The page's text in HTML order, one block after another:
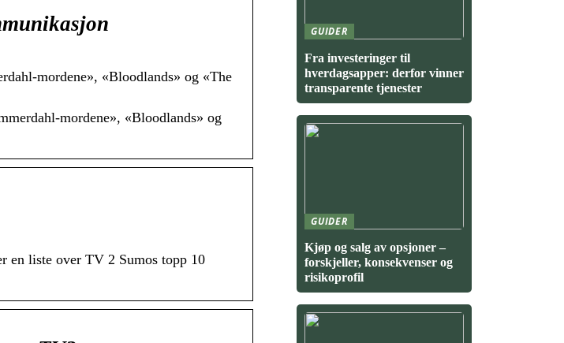
mordene», «Bloodlands» og «The
mordene», «Bloodlands» og
en liste over TV 2 Sumos topp 10
GUIDER
Fra investeringer til
hverdagsapper: derfor vinner
transparente tjenester
GUIDER
Kjøp og salg av opsjoner –
forskjeller, konsekvenser og
risikoprofil